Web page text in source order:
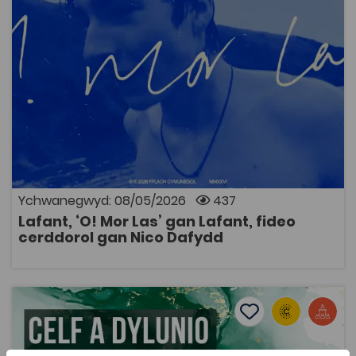
Ychwanegwyd: 08/05/2026 437
Lafant, ‘O! Mor Las’ gan Lafant, fideo
cerddorol gan Nico Dafydd
gan Nico Dafydd
Cymraeg Yn Unig
Fideo Cerddorol yw’r adnodd a gomisiynwyd gan y
prosiect Fideos Cerddorol Cymraeg Prifysgol
Aberystwyth, wedi gefnogi gan y Coleg
Cymraeg. Mae’r fideo gan un o fandiau Cymraeg
mwyaf cyffrous cyfoes i'w fwynhau gan gynulleidfa
eang.
AGOR
Celf a Dylunio ar y MAP 2024
Add to favourites
Dyddiad cyhoeddi: 2024 Add to favourites
Celf a Dylunio ar y MAP 2024